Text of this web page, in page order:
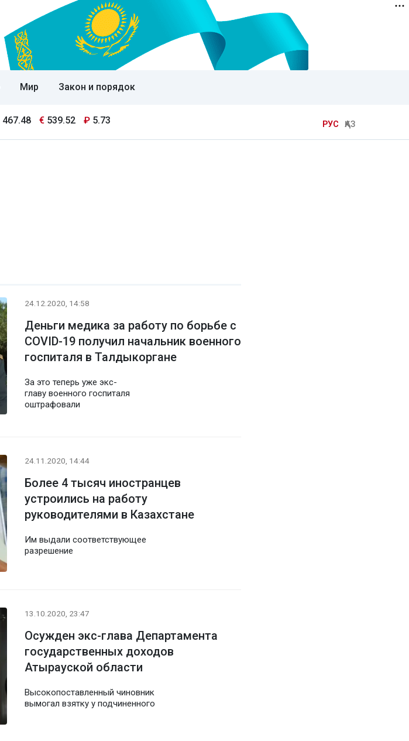
Мир Закон и порядок
467.48 € 539.52 ₽ 5.73 РУС ҚАЗ
24.12.2020, 14:58
Деньги медика за работу по борьбе с
COVID-19 получил начальник военного
госпиталя в Талдыкоргане
За это теперь уже экс-
главу военного госпиталя
оштрафовали
24.11.2020, 14:44
Более 4 тысяч иностранцев
устроились на работу
руководителями в Казахстане
Им выдали соответствующее
разрешение
13.10.2020, 23:47
Осужден экс-глава Департамента
государственных доходов
Атырауской области
Высокопоставленный чиновник
вымогал взятку у подчиненного